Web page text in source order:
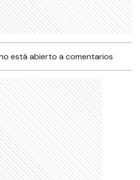
está abierto a comentarios